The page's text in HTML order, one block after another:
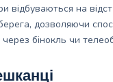
відбуваються на
дозволяючи
бінокль чи